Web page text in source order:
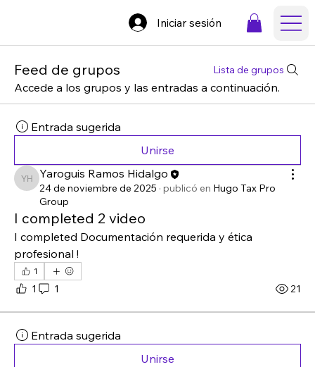
Iniciar sesión
Feed de grupos Lista de grupos
Accede a los grupos y las entradas a continuación.
Entrada sugerida
Unirse
Yaroguis Ramos Hidalgo
Yaroguis Ramos Hidalgo
24 de noviembre de 2025 · publicó en Hugo Tax Pro
Group
I completed 2 video
I completed Documentación requerida y ética
profesional !
1
1 1 21
Entrada sugerida
Unirse